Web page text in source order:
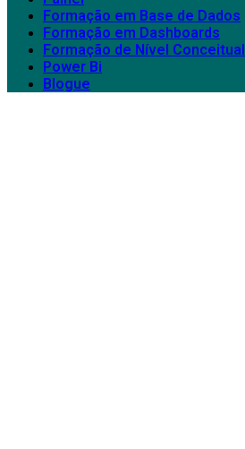
Formação em Base de Dados
Formação em Dashboards
Formação de Nível Conceitual
Power Bi
Blogue